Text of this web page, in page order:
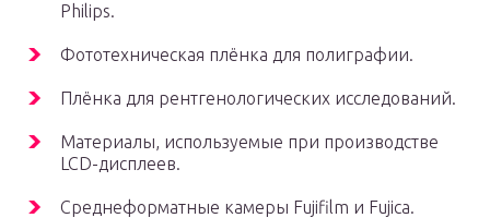
Philips.
Фототехническая плёнка для полиграфии.
Плёнка для рентгенологических исследований.
Материалы, используемые при производстве
LCD-дисплеев.
Среднеформатные камеры Fujifilm и Fujica.